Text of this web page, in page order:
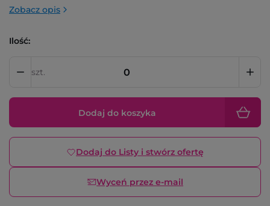
Zobacz opis
Ilość:
szt.
Dodaj do koszyka
Dodaj do Listy i stwórz ofertę
Wyceń przez e-mail